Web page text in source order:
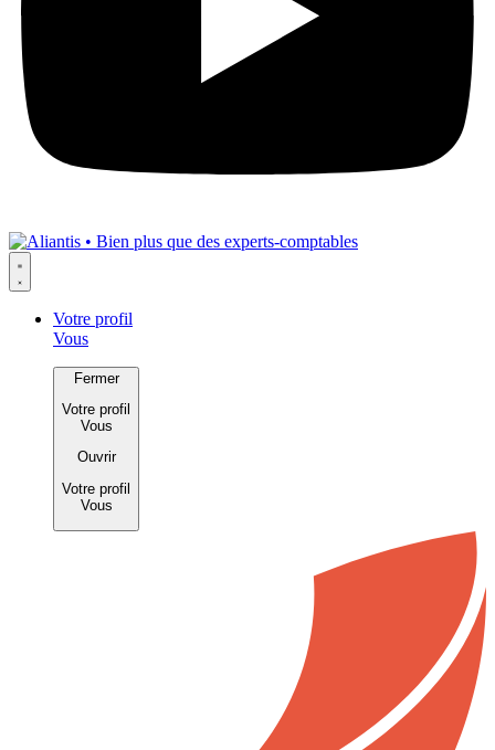
Votre profil
Vous
Fermer
Votre profil
Vous
Ouvrir
Votre profil
Vous